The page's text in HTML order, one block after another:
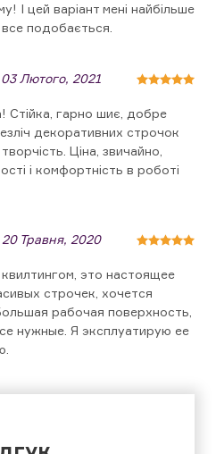
І цей варіант мені найбільше
подобається.
03 Лютого, 2021
Стійка, гарно шиє, добре
декоративних строчок
Ціна, звичайно,
і комфортність в роботі
20 Травня, 2020
это настоящее
строчек, хочется
рабочая поверхность,
нужные. Я эксплуатирую ее